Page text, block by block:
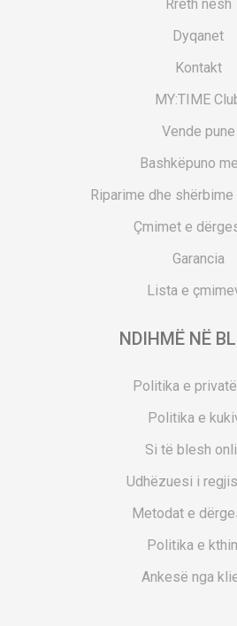
Rreth nesh
Dyqanet
Kontakt
MY:TIME
Vende pune
Bashkëpuno
Riparime dhe
Çmimet e
Garancia
Lista e
NDIHMË NË
Politika e
Politika e
Si të blesh
Udhëzuesi i
Metodat e
Politika e
Ankesë nga